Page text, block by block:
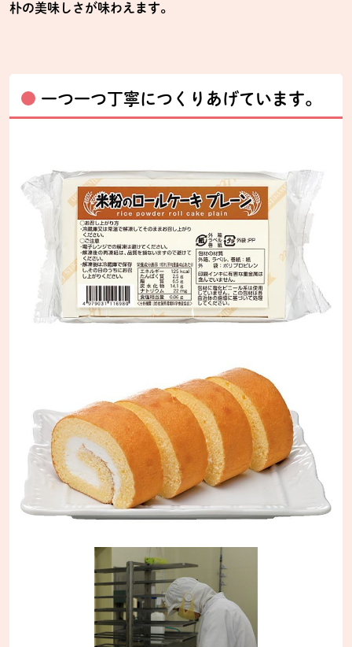
朴の美味しさが味わえます。
一つ一つ丁寧につくりあげています。